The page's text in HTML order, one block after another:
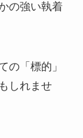
の強い執着
の「標的」
しれませ